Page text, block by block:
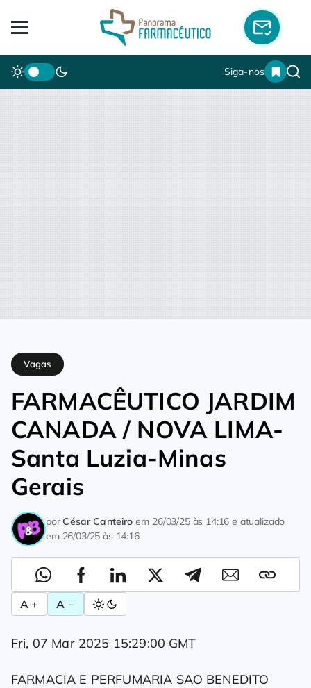
Siga-nos
Home Vagas
Vagas
FARMACÊUTICO JARDIM
CANADA / NOVA LIMA-
Santa Luzia-Minas
Gerais
porCésar Canteiro em 26/03/25 às 14:16e atualizado
em 26/03/25 às 14:16
A + A −
Fri, 07 Mar 2025 15:29:00 GMT
FARMACIA E PERFUMARIA SAO BENEDITO